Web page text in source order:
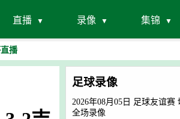
直播 录像 集锦
播
足球录像
2026年08月05日 足球友谊赛
全场录像